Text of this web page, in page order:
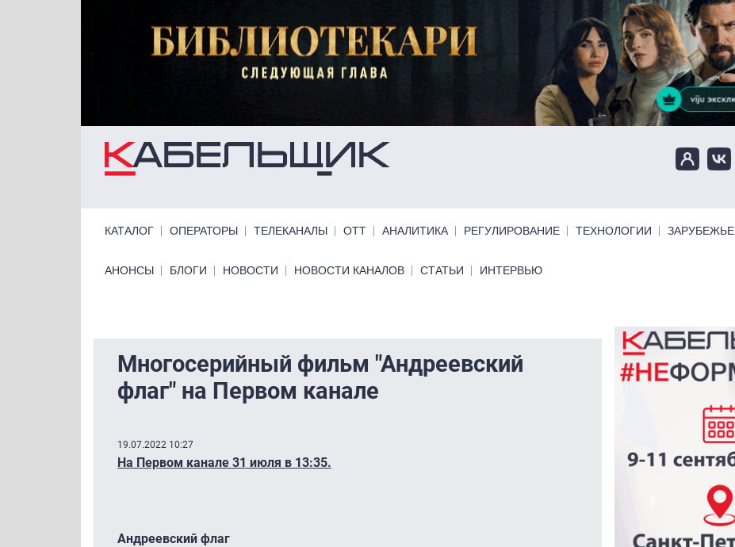
КАТАЛОГ ОПЕРАТОРЫ ТЕЛЕКАНАЛЫ ОТТ АНАЛИТИКА РЕГУЛИРОВАНИЕ ТЕХНОЛОГИИ ЗАРУБЕЖЬЕ
Primary links bottom
АНОНСЫ БЛОГИ НОВОСТИ НОВОСТИ КАНАЛОВ СТАТЬИ ИНТЕРВЬЮ
Многосерийный фильм "Андреевский
флаг" на Первом канале
19.07.2022 10:27
На Первом канале 31 июля в 13:35.
Андреевский флаг